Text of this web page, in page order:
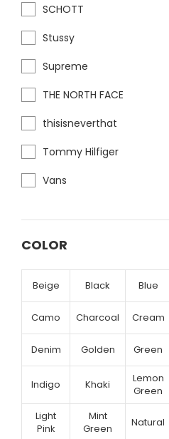
SCHOTT
Stussy
Supreme
THE NORTH FACE
thisisneverthat
Tommy Hilfiger
Vans
COLOR
Beige Black Blue
Camo Charcoal Cream
Denim Golden Green
Indigo Khaki
Lemon
Green
Light
Pink
Mint
Green
Natural